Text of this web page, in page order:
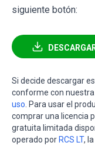
siguiente botón:
Si decide descargar
conforme con nuestra
uso. Para usar el
comprar una licencia
gratuita limitada
operado por RCS LT,